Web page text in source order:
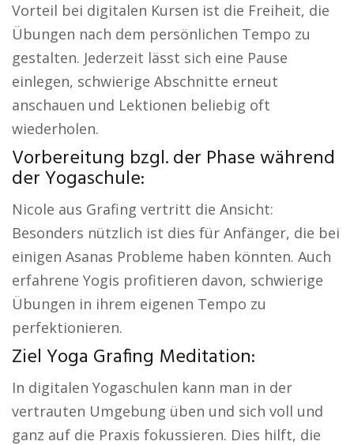
Vorteil bei digitalen Kursen ist die Freiheit, die
Übungen nach dem persönlichen Tempo zu
gestalten. Jederzeit lässt sich eine Pause
einlegen, schwierige Abschnitte erneut
anschauen und Lektionen beliebig oft
wiederholen.
Vorbereitung bzgl. der Phase während
der Yogaschule:
Nicole aus Grafing vertritt die Ansicht:
Besonders nützlich ist dies für Anfänger, die bei
einigen Asanas Probleme haben könnten. Auch
erfahrene Yogis profitieren davon, schwierige
Übungen in ihrem eigenen Tempo zu
perfektionieren.
Ziel Yoga Grafing Meditation:
In digitalen Yogaschulen kann man in der
vertrauten Umgebung üben und sich voll und
ganz auf die Praxis fokussieren. Dies hilft, die